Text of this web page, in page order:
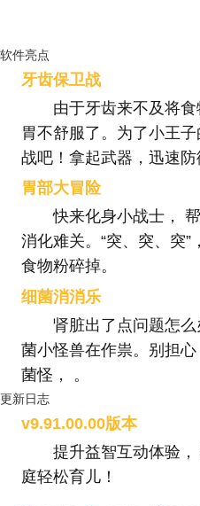
软件亮点
牙齿保卫战
由于牙齿来不及将
胃不舒服了。为了小王
战吧！拿起武器，迅速防
胃部大冒险
快来化身小战士，
消化难关。“突、突、突”
食物粉碎掉。
细菌消消乐
肾脏出了点问题怎
菌小怪兽在作祟。别担心
菌怪， 。
更新日志
v9.91.00.00版本
提升益智互动体验
庭轻松育儿！